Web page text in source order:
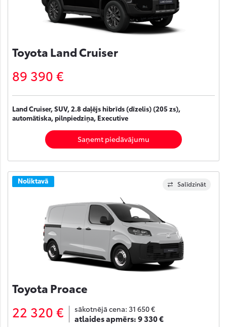
Toyota Land Cruiser
89 390 €
Land Cruiser, SUV, 2.8 daļējs hibrīds (dīzelis) (205 zs),
automātiska, pilnpiedziņa, Executive
Saņemt piedāvājumu
Salīdzināt
Noliktavā
Toyota Proace
22 320 € sākotnējā cena: 31 650 €
atlaides apmērs:9 330 €